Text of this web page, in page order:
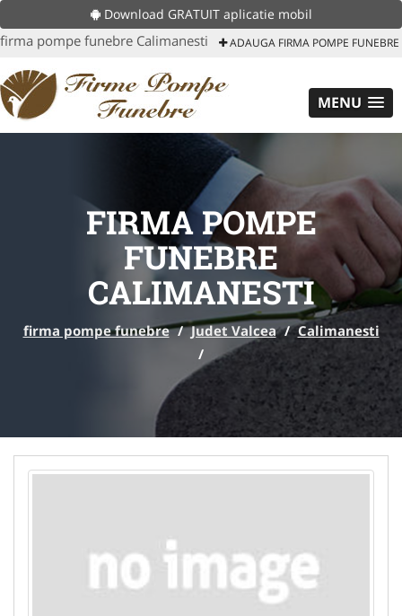
Download GRATUIT aplicatie mobil
firma pompe funebre Calimanesti ADAUGA FIRMA POMPE FUNEBRE
MENU
FIRMA POMPE
FUNEBRE
CALIMANESTI
firma pompe funebre / Judet Valcea / Calimanesti
/